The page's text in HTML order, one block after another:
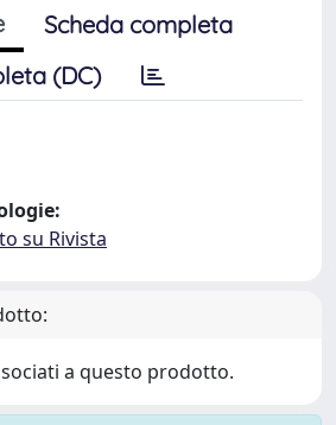
Scheda completa
(DC)
su Rivista
a questo prodotto.